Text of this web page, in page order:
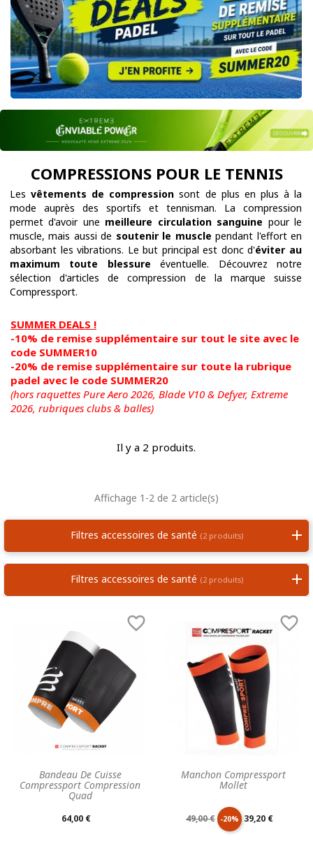
COMPRESSIONS POUR LE TENNIS
Lesvêtements de compression sont de plus en plus à la
mode auprès des sportifs et tennisman. La compression
permet d'avoir une meilleure circulation sanguine pour le
muscle, mais aussi de soutenir le muscle pendant l'effort en
absorbant les vibrations. Le but principal est donc d'éviter au
maximum toute blessure éventuelle. Découvrez notre
sélection d'articles de compression de la marque suisse
Compressport.
SUMMER DEALS !
-10% de remise supplémentaire sur tout le site avec le
code SUMMER10
-20% de remise supplémentaire sur toute la rubrique
padel avec le code SUMMER20
(hors raquettes Pure Aero 2026, Blade V10 & Defyer, Extreme
2026, rubriques clubs & balles)
Il y a 2 produits.
Affichage 1-2 de 2 article(s)
Filtres accessoires de santé (2 produits)
Filtres accessoires de santé (2 produits)
Bandeau De Cuisse
Compressport Compression
Quad

Prix
64,00 €
Manchon Compressport
Mollet

Prix
49,00 € -20% Prix
39,20 €